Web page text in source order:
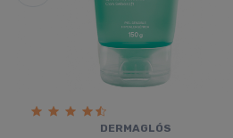
DERMAGLÓS